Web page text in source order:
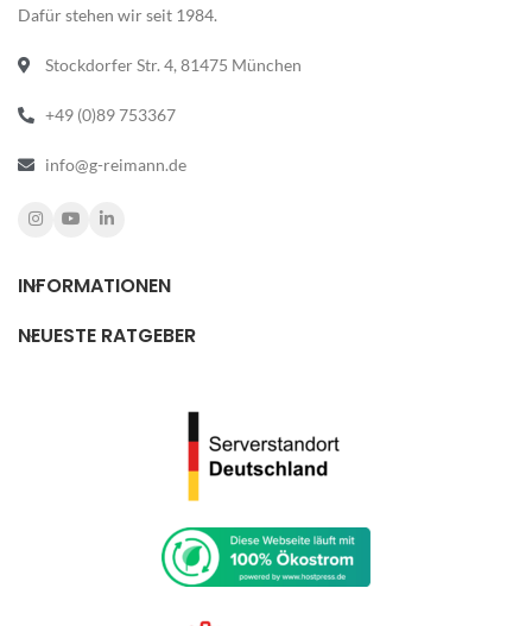
Dafür stehen wir seit 1984.
Stockdorfer Str. 4, 81475 München
+49 (0)89 753367
info@g-reimann.de
INFORMATIONEN
NEUESTE RATGEBER